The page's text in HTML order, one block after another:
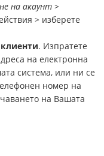
на акаунт >
> изберете
. Изпратете
на електронна
система, или ни се
номер на
на Вашата